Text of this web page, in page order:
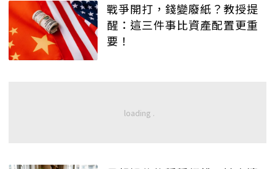
戰爭開打，錢變廢紙？教授提
醒：這三件事比資產配置更重
要！